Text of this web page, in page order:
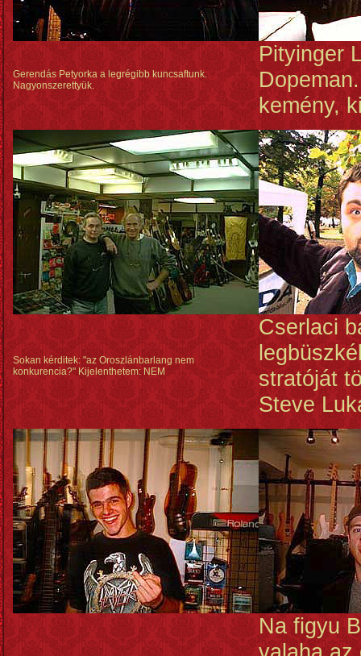
Gerendás Petyorka a legrégibb kuncsaftunk.
Nagyonszerettyük.
Pityinger
kemény,
Sokan kérditek: "az Oroszlánbarlang nem
konkurencia?" Kijelenthetem: NEM
Cserlaci
stratóját
Steve
Na figyu